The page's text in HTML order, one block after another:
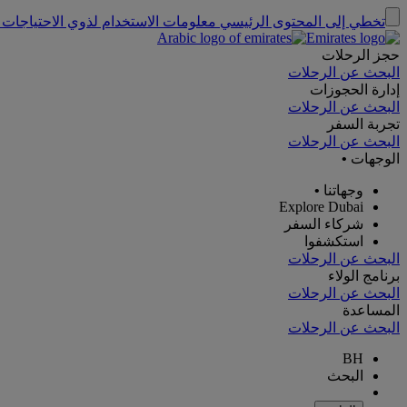
تخطي إلى المحتوى الرئيسي معلومات الاستخدام لذوي
حجز الرحلات
البحث عن الرحلات
إدارة الحجوزات
البحث عن الرحلات
تجربة السفر
البحث عن الرحلات
الوجهات •
وجهاتنا •
Explore Dubai
شركاء السفر
استكشفوا
البحث عن الرحلات
برنامج الولاء
البحث عن الرحلات
المساعدة
البحث عن الرحلات
BH
البحث